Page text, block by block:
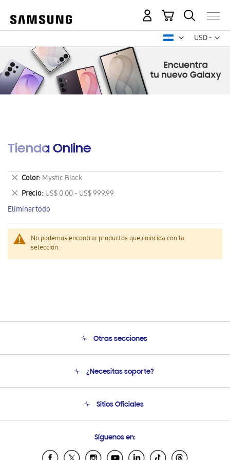
USD -
dólar
Mi carrito
Tienda Online
No podemos encontrar productos que coincida con la
selección.
Color Mystic Black
Eliminar
este
artículo
Precio US$ 0.00 - US$ 999.99
Eliminar
este
artículo
Eliminar todo
Otras secciones
Soporte
¿Necesitas soporte?
Soporte vía eMail
Sitios Oficiales
Samsung Ecuador
Síguenos en: